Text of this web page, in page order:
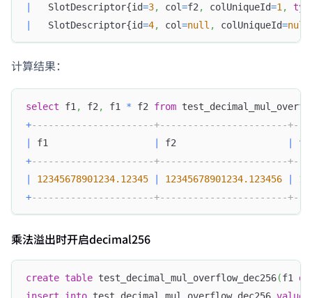
|
   SlotDescriptor{id
=3, col=f2 , colUniqueId=1 ,
|
   SlotDescriptor{id
=4, col=null , colUniqueId=null
计算结果：
select f1 , f2 , f1 * f2 from
+----------------------+-----------------------
f1 f2
+----------------------+-----------------------
12345678901234.12345 12345678901234.123456
+----------------------+-----------------------
乘法溢出时开启decimal256
create table test_decimal_mul_overflow_dec256(f1